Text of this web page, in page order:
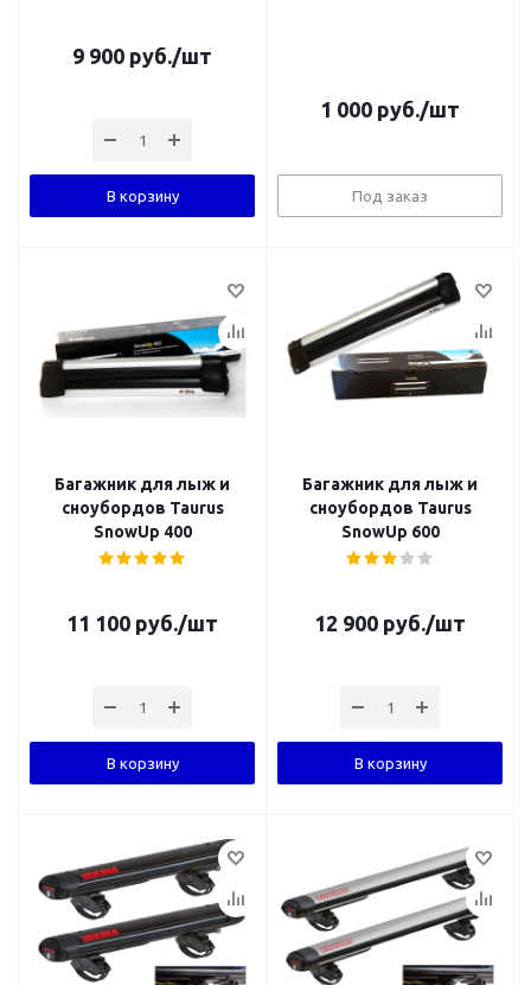
9 900 руб./шт
В корзину
1 000 руб./шт
Под заказ
Багажник для лыж и
сноубордов Taurus
SnowUp 400
11 100 руб./шт
В корзину
Багажник для лыж и
сноубордов Taurus
SnowUp 600
12 900 руб./шт
В корзину